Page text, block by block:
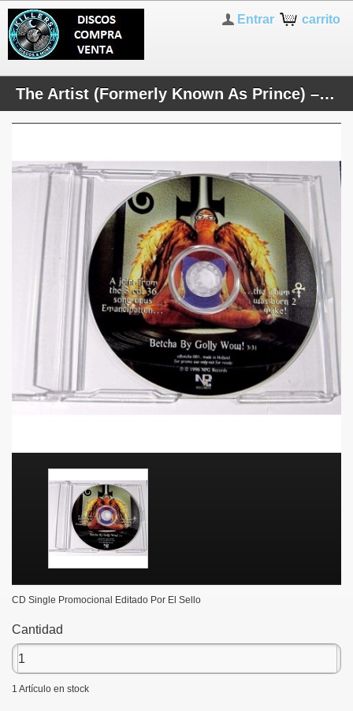
carrito
Entrar
The Artist (Formerly Known As Prince) ‎– Betcha By Golly Wow!
CD Single Promocional Editado Por El Sello
Cantidad
1 Artículo en stock